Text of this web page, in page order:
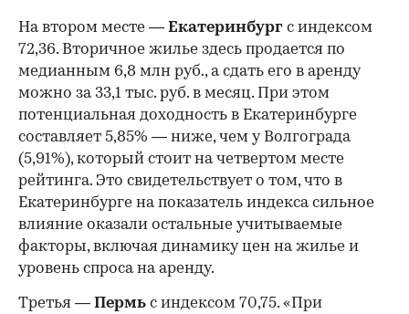
На втором месте — Екатеринбург с индексом
72,36. Вторичное жилье здесь продается по
медианным 6,8 млн руб., а сдать его в аренду
можно за 33,1 тыс. руб. в месяц. При этом
потенциальная доходность в Екатеринбурге
составляет 5,85% — ниже, чем у Волгограда
(5,91%), который стоит на четвертом месте
рейтинга. Это свидетельствует о том, что в
Екатеринбурге на показатель индекса сильное
влияние оказали остальные учитываемые
факторы, включая динамику цен на жилье и
уровень спроса на аренду.
Третья — Пермь с индексом 70,75. «При